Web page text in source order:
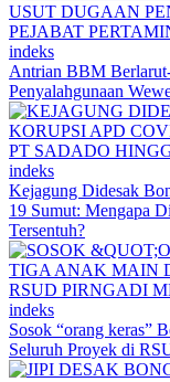
indeks
Antrian BBM
Penyalahgunaan
indeks
Kejagung Didesak
19 Sumut: Mengapa
Tersentuh?
indeks
Sosok “orang keras”
Seluruh Proyek di